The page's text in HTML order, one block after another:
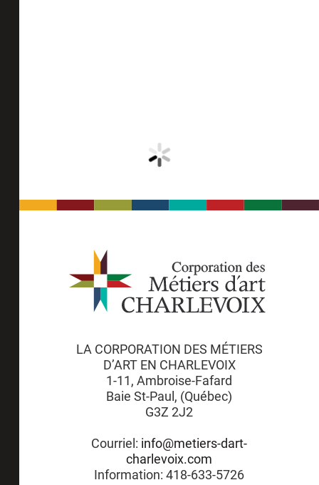
LA CORPORATION DES MÉTIERS
D’ART EN CHARLEVOIX
1-11, Ambroise-Fafard
Baie St-Paul, (Québec)
G3Z 2J2
Courriel: info@metiers-dart-
charlevoix.com
Information: 418-633-5726